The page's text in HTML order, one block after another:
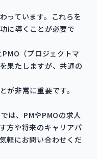
っています。これらを
に導くことが必要で
（プロジェクトマ
果たしますが、共通の
が非常に重要です。
では、PMやPMOの求人
方や将来のキャリアパ
軽にお問い合わせくだ